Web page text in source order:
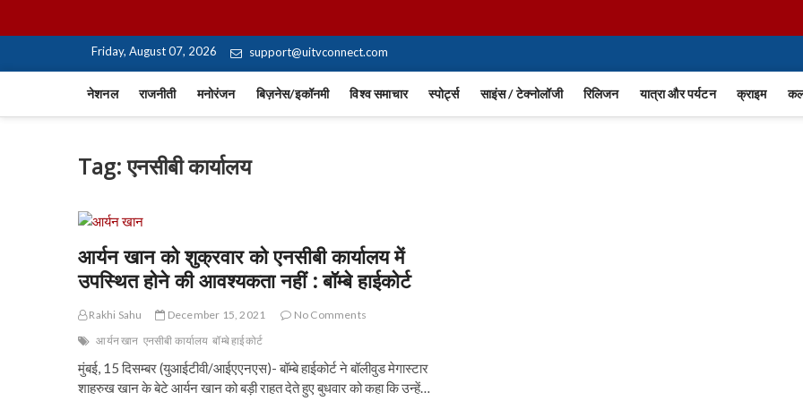
UiTV Hindi News
Friday, August 07, 2026 support@uitvconnect.com
नेशनल राजनीती मनोरंजन बिज़नेस/इकॉनमी विश्व समाचार स्पोर्ट्स साइंस / टेक्नोलॉजी रिलिजन यात्रा और पर्यटन क्राइम
Tag:एनसीबी कार्यालय
आर्यन खान को शुक्रवार को एनसीबी कार्यालय में
उपस्थित होने की आवश्यकता नहीं : बॉम्बे हाईकोर्ट
Rakhi Sahu December 15, 2021
No Comments
आर्यन खान एनसीबी कार्यालय बॉम्बे हाईकोर्ट
मुंबई, 15 दिसम्बर (युआईटीवी/आईएएनएस)- बॉम्बे हाईकोर्ट ने बॉलीवुड मेगास्टार
शाहरुख खान के बेटे आर्यन खान को बड़ी राहत देते हुए बुधवार को कहा कि उन्हें…